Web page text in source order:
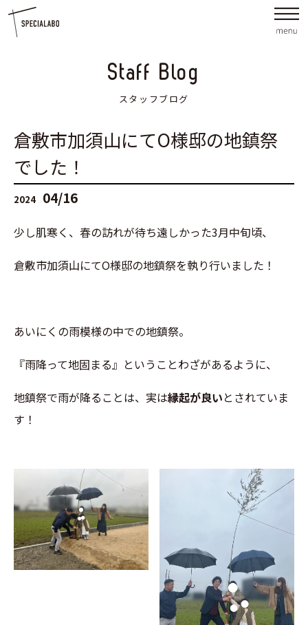
Staff Blog
スタッフブログ
倉敷市加須山にてO様邸の地鎮祭
でした！
2024 04/16
少し肌寒く、春の訪れが待ち遠しかった3月中旬頃、
倉敷市加須山にてO様邸の地鎮祭を執り行いました！
あいにくの雨模様の中での地鎮祭。
『雨降って地固まる』ということわざがあるように、
地鎮祭で雨が降ることは、実は縁起が良いとされていま
す！